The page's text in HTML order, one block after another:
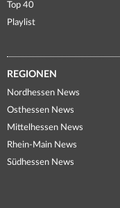
Top 40
Playlist
REGIONEN
Nordhessen News
Osthessen News
Mittelhessen News
Rhein-Main News
Südhessen News